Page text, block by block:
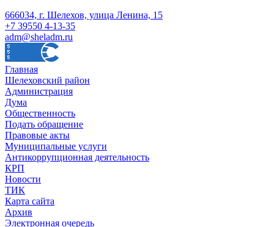
666034, г. Шелехов, улица Ленина, 15
+7 39550 4-13-35
adm@sheladm.ru
Главная
Шелеховский район
Администрация
Дума
Общественность
Подать обращение
Правовые акты
Муниципальные услуги
Антикоррупционная деятельность
КРП
Новости
ТИК
Карта сайта
Архив
Электронная очередь